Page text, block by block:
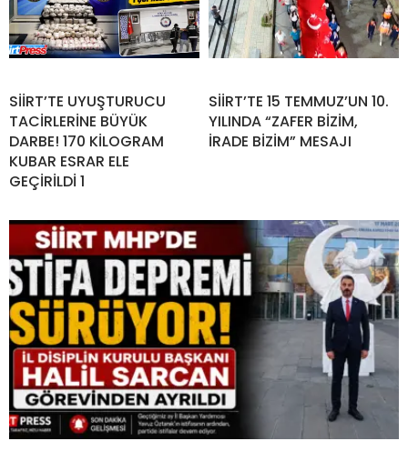
SİİRT’TE UYUŞTURUCU
TACİRLERİNE BÜYÜK
DARBE! 170 KİLOGRAM
KUBAR ESRAR ELE
GEÇİRİLDİ 1
SİİRT’TE 15 TEMMUZ’UN 10.
YILINDA “ZAFER BİZİM,
İRADE BİZİM” MESAJI